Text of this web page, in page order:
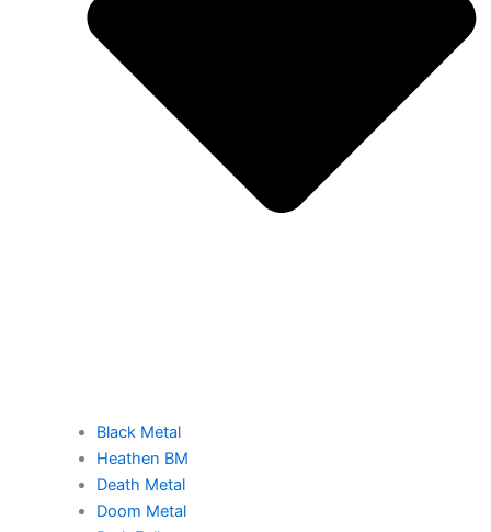
Black Metal
Heathen BM
Death Metal
Doom Metal